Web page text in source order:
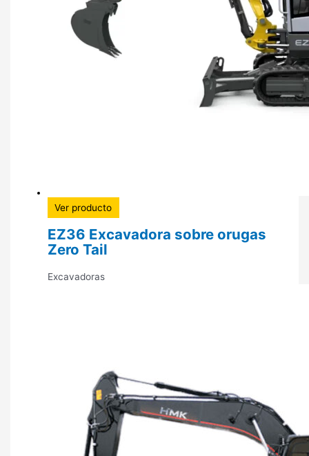
Ver producto
EZ36 Excavadora sobre orugas
Zero Tail
Excavadoras